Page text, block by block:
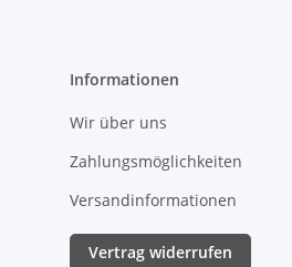
Informationen
Wir über uns
Zahlungsmöglichkeiten
Versandinformationen
Vertrag widerrufen